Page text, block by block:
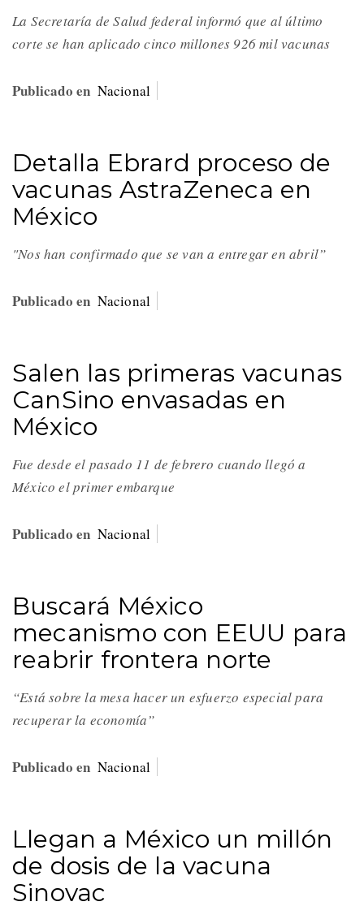
La Secretaría de Salud federal informó que al último
corte se han aplicado cinco millones 926 mil vacunas
Publicado en Nacional
Detalla Ebrard proceso de
vacunas AstraZeneca en
México
"Nos han confirmado que se van a entregar en abril”
Publicado en Nacional
Salen las primeras vacunas
CanSino envasadas en
México
Fue desde el pasado 11 de febrero cuando llegó a
México el primer embarque
Publicado en Nacional
Buscará México
mecanismo con EEUU para
reabrir frontera norte
“Está sobre la mesa hacer un esfuerzo especial para
recuperar la economía”
Publicado en Nacional
Llegan a México un millón
de dosis de la vacuna
Sinovac